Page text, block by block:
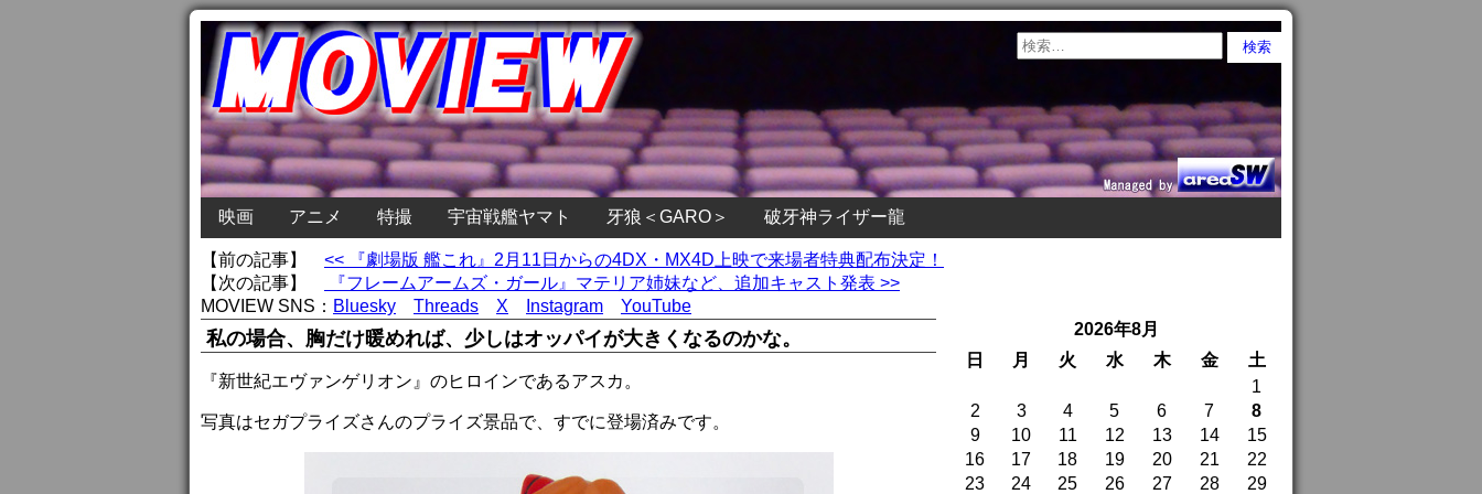
映画 アニメ 特撮 宇宙戦艦ヤマト 牙狼＜GARO＞ 破牙神ライザー龍
【前の記事】 << 『劇場版 艦これ』2月11日からの4DX・MX4D上映で来場者特典配布決定！
【次の記事】
『フレームアームズ・ガール』マテリア姉妹など、追加キャスト発表 >>
MOVIEW SNS： Bluesky Threads X Instagram YouTube
私の場合、胸だけ暖めれば、少しはオッパイが大きくなるのかな。
『新世紀エヴァンゲリオン』のヒロインであるアスカ。
写真はセガプライズさんのプライズ景品で、すでに登場済みです。
2026年8月
日
月 火 水 木 金
土
1
2
3 4 5 6 7
8
9
10 11 12 13 14
15
16
17 18 19 20 21
22
23
24 25 26 27 28 29